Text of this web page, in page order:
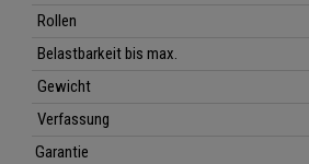
Rollen
Belastbarkeit bis max.
Gewicht
Verfassung
Garantie